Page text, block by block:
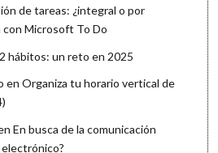
de tareas: ¿integral o por
con Microsoft To Do
hábitos: un reto en 2025
enOrganiza tu horario vertical de
En busca de la comunicación